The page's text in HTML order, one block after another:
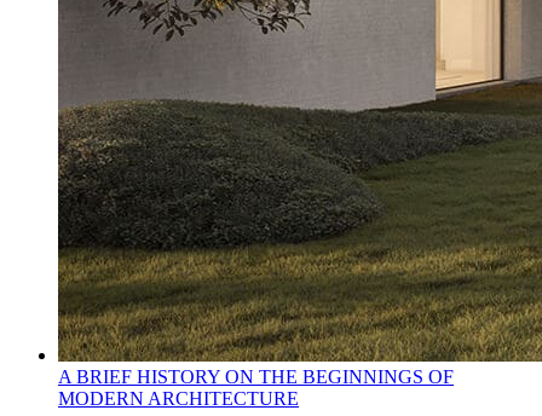
A BRIEF HISTORY ON THE BEGINNINGS OF
MODERN ARCHITECTURE